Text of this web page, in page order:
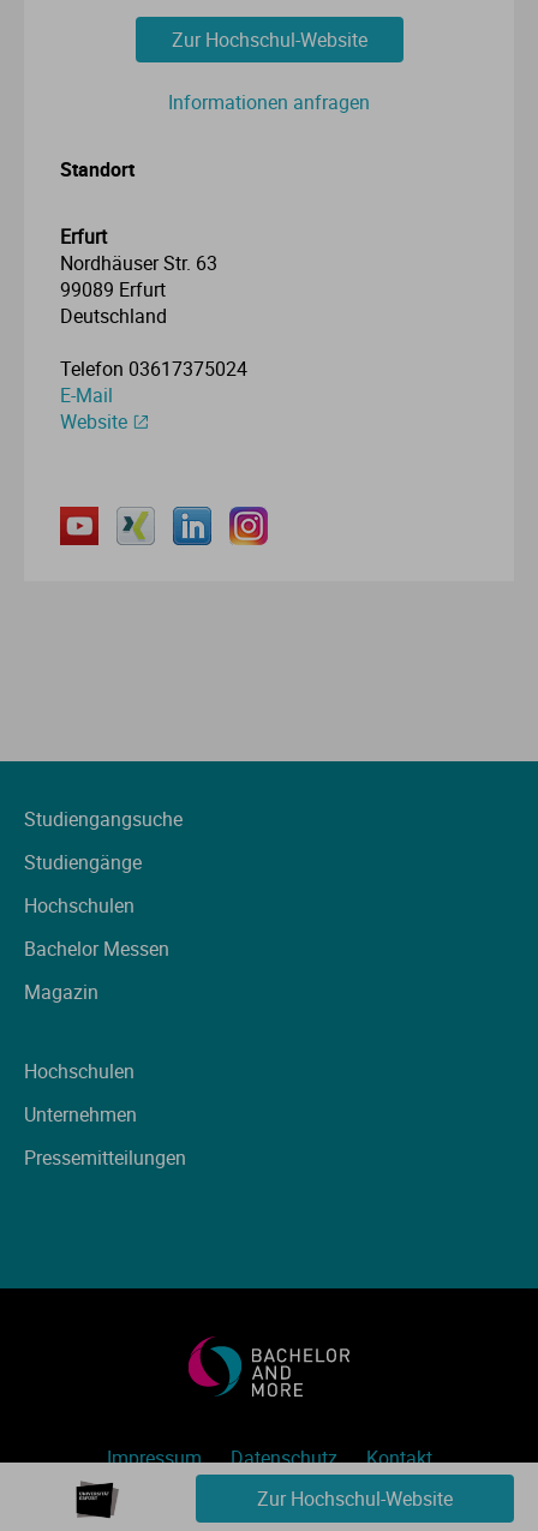
Zur Hochschul-Website
Zur Hochschul-Website
Informationen anfragen
Standort
Erfurt
Nordhäuser Str. 63
99089 Erfurt
Deutschland
Telefon 03617375024
E-Mail
Website
Studiengangsuche
Studiengänge
Hochschulen
Bachelor Messen
Magazin
Hochschulen
Unternehmen
Pressemitteilungen
Impressum Datenschutz Kontakt